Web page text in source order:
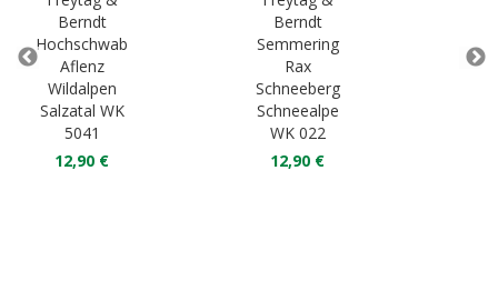
Berndt
Hochschwab
Aflenz
Wildalpen
Salzatal WK
5041
12,90 €
Berndt
Semmering
Rax
Schneeberg
Schneealpe
WK 022
12,90 €